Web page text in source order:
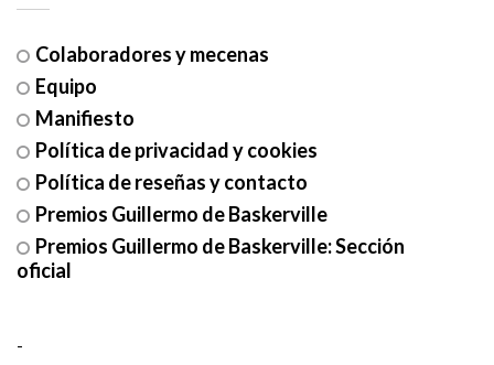
Colaboradores y mecenas
Equipo
Manifiesto
Política de privacidad y cookies
Política de reseñas y contacto
Premios Guillermo de Baskerville
Premios Guillermo de Baskerville: Sección
oficial
-